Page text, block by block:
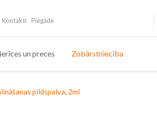
Kontakti Piegāde
un preces Zobārstniecība
pildspalva, 2ml